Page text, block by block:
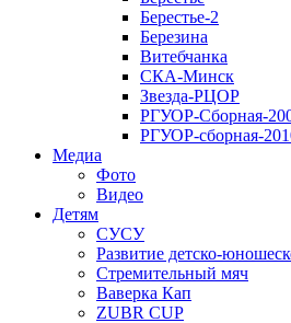
Берестье-2
Березина
Витебчанка
СКА-Минск
Звезда-РЦОР
РГУОР-Сборная-
РГУОР-сборная-
Медиа
Фото
Видео
Детям
СУСУ
Развитие детско-
Стремительный мяч
Ваверка Кап
ZUBR CUP